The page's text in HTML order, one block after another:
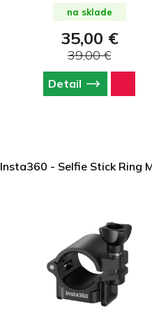
na sklade
35,00 €
39,00 €
Detail
Insta360 - Selfie Stick Ring